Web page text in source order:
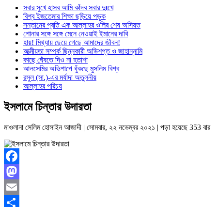
সবার সুখে হাসব আমি কাঁদব সবার দুঃখে
বিশ্ব ইজতেমার শিক্ষা ছড়িয়ে পড়ুক
সন্তানের প্রতি এক আল্লাহর ওলির শেষ অসিয়ত
শোনার সঙ্গে সঙ্গে মেনে নেওয়াই ইমানের দাবি
হায়! মিথ্যায় ছেয়ে গেছে আমাদের জীবন!
আত্মীয়তা সম্পর্ক ছিন্নকারী অভিশপ্ত ও জাহান্নামি
কাছে ঘেঁষতে দিও না হতাশা
আলসেমির অভিশাপে ধুঁকছে মুসলিম বিশ্ব
রসুল (সা.)-এর মর্যাদা অতুলনীয়
আল্লাহর পরিচয়
ইসলামে চিন্তার উদারতা
মাওলানা সেলিম হোসাইন আজাদী | সোমবার, ২২ নভেম্বর ২০২১ | পড়া হয়েছে 353 বার
Facebook
Mastodon
Email